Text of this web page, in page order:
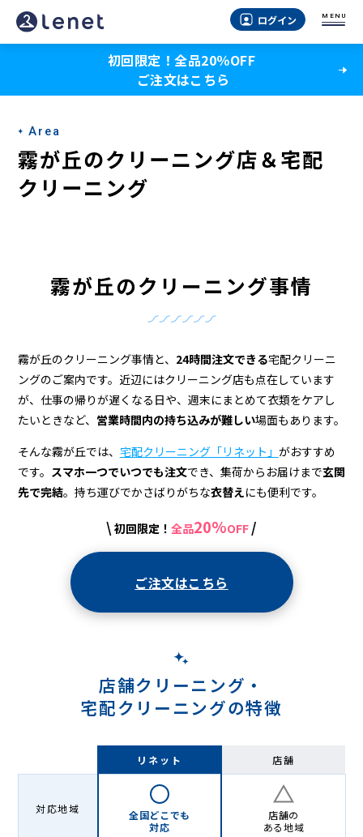
霧
が
の
ク
リ
ー
宅
配
ログイン MENU
初回限定！全品20％OFF
ご注文はこちら
Area
霧が丘のクリーニング店＆宅配
クリーニング
霧が丘のクリーニング事情
霧が丘のクリーニング事情と、 24時間注文できる宅配クリーニ
ングのご案内です。近辺にはクリーニング店も点在しています
が、仕事の帰りが遅くなる日や、週末にまとめて衣類をケアし
たいときなど、 営業時間内の持ち込みが難しい場面もあります。
そんな霧が丘では、 宅配クリーニング「リネット」 がおすすめ
です。 スマホ一つでいつでも注文でき、集荷からお届けまで玄関
先で完結。持ち運びでかさばりがちな衣替えにも便利です。
\ 初回限定！ 全品20%OFF /
ご注文はこちら
店舗クリーニング・
宅配クリーニングの特徴
リネット 店舗
対応地域
全国どこでも
対応
店舗の
ある地域